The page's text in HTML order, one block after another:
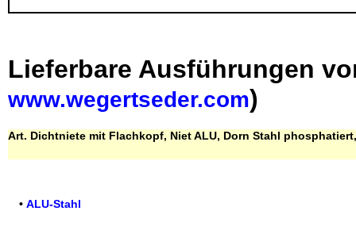
Lieferbare Ausführungen
www.wegertseder.com)
Art. Dichtniete mit Flachkopf, Niet ALU, Dorn Stahl
• ALU-Stahl